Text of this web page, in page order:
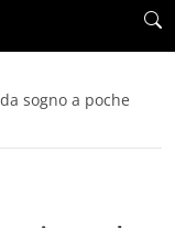
sogno a poche